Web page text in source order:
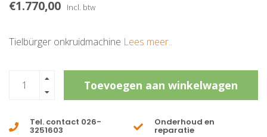
€1.770,00 Incl. btw
Tielbürger onkruidmachine Lees meer..
Toevoegen aan winkelwagen
Tel. contact 026-
3251603
Onderhoud en
reparatie